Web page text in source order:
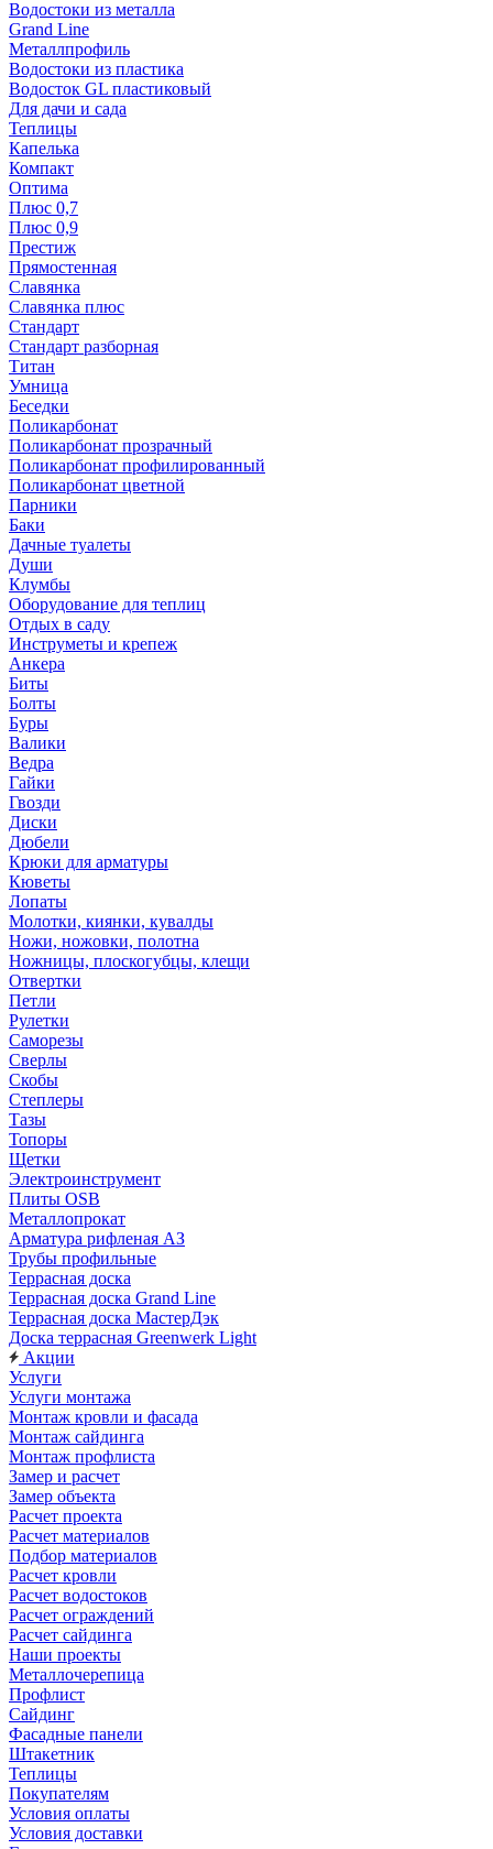
Водостоки из металла
Grand Line
Металлпрофиль
Водостоки из пластика
Водосток GL пластиковый
Для дачи и сада
Теплицы
Капелька
Компакт
Оптима
Плюс 0,7
Плюс 0,9
Престиж
Прямостенная
Славянка
Славянка плюс
Стандарт
Стандарт разборная
Титан
Умница
Беседки
Поликарбонат
Поликарбонат прозрачный
Поликарбонат профилированный
Поликарбонат цветной
Парники
Баки
Дачные туалеты
Души
Клумбы
Оборудование для теплиц
Отдых в саду
Инструметы и крепеж
Анкера
Биты
Болты
Буры
Валики
Ведра
Гайки
Гвозди
Диски
Дюбели
Крюки для арматуры
Кюветы
Лопаты
Молотки, киянки, кувалды
Ножи, ножовки, полотна
Ножницы, плоскогубцы, клещи
Отвертки
Петли
Рулетки
Саморезы
Сверлы
Скобы
Степлеры
Тазы
Топоры
Щетки
Электроинструмент
Плиты OSB
Металлопрокат
Арматура рифленая АЗ
Трубы профильные
Террасная доска
Террасная доска Grand Line
Террасная доска МастерДэк
Доска террасная Greenwerk Light
Акции
Услуги
Услуги монтажа
Монтаж кровли и фасада
Монтаж сайдинга
Монтаж профлиста
Замер и расчет
Замер объекта
Расчет проекта
Расчет материалов
Подбор материалов
Расчет кровли
Расчет водостоков
Расчет ограждений
Расчет сайдинга
Наши проекты
Металлочерепица
Профлист
Сайдинг
Фасадные панели
Штакетник
Теплицы
Покупателям
Условия оплаты
Условия доставки